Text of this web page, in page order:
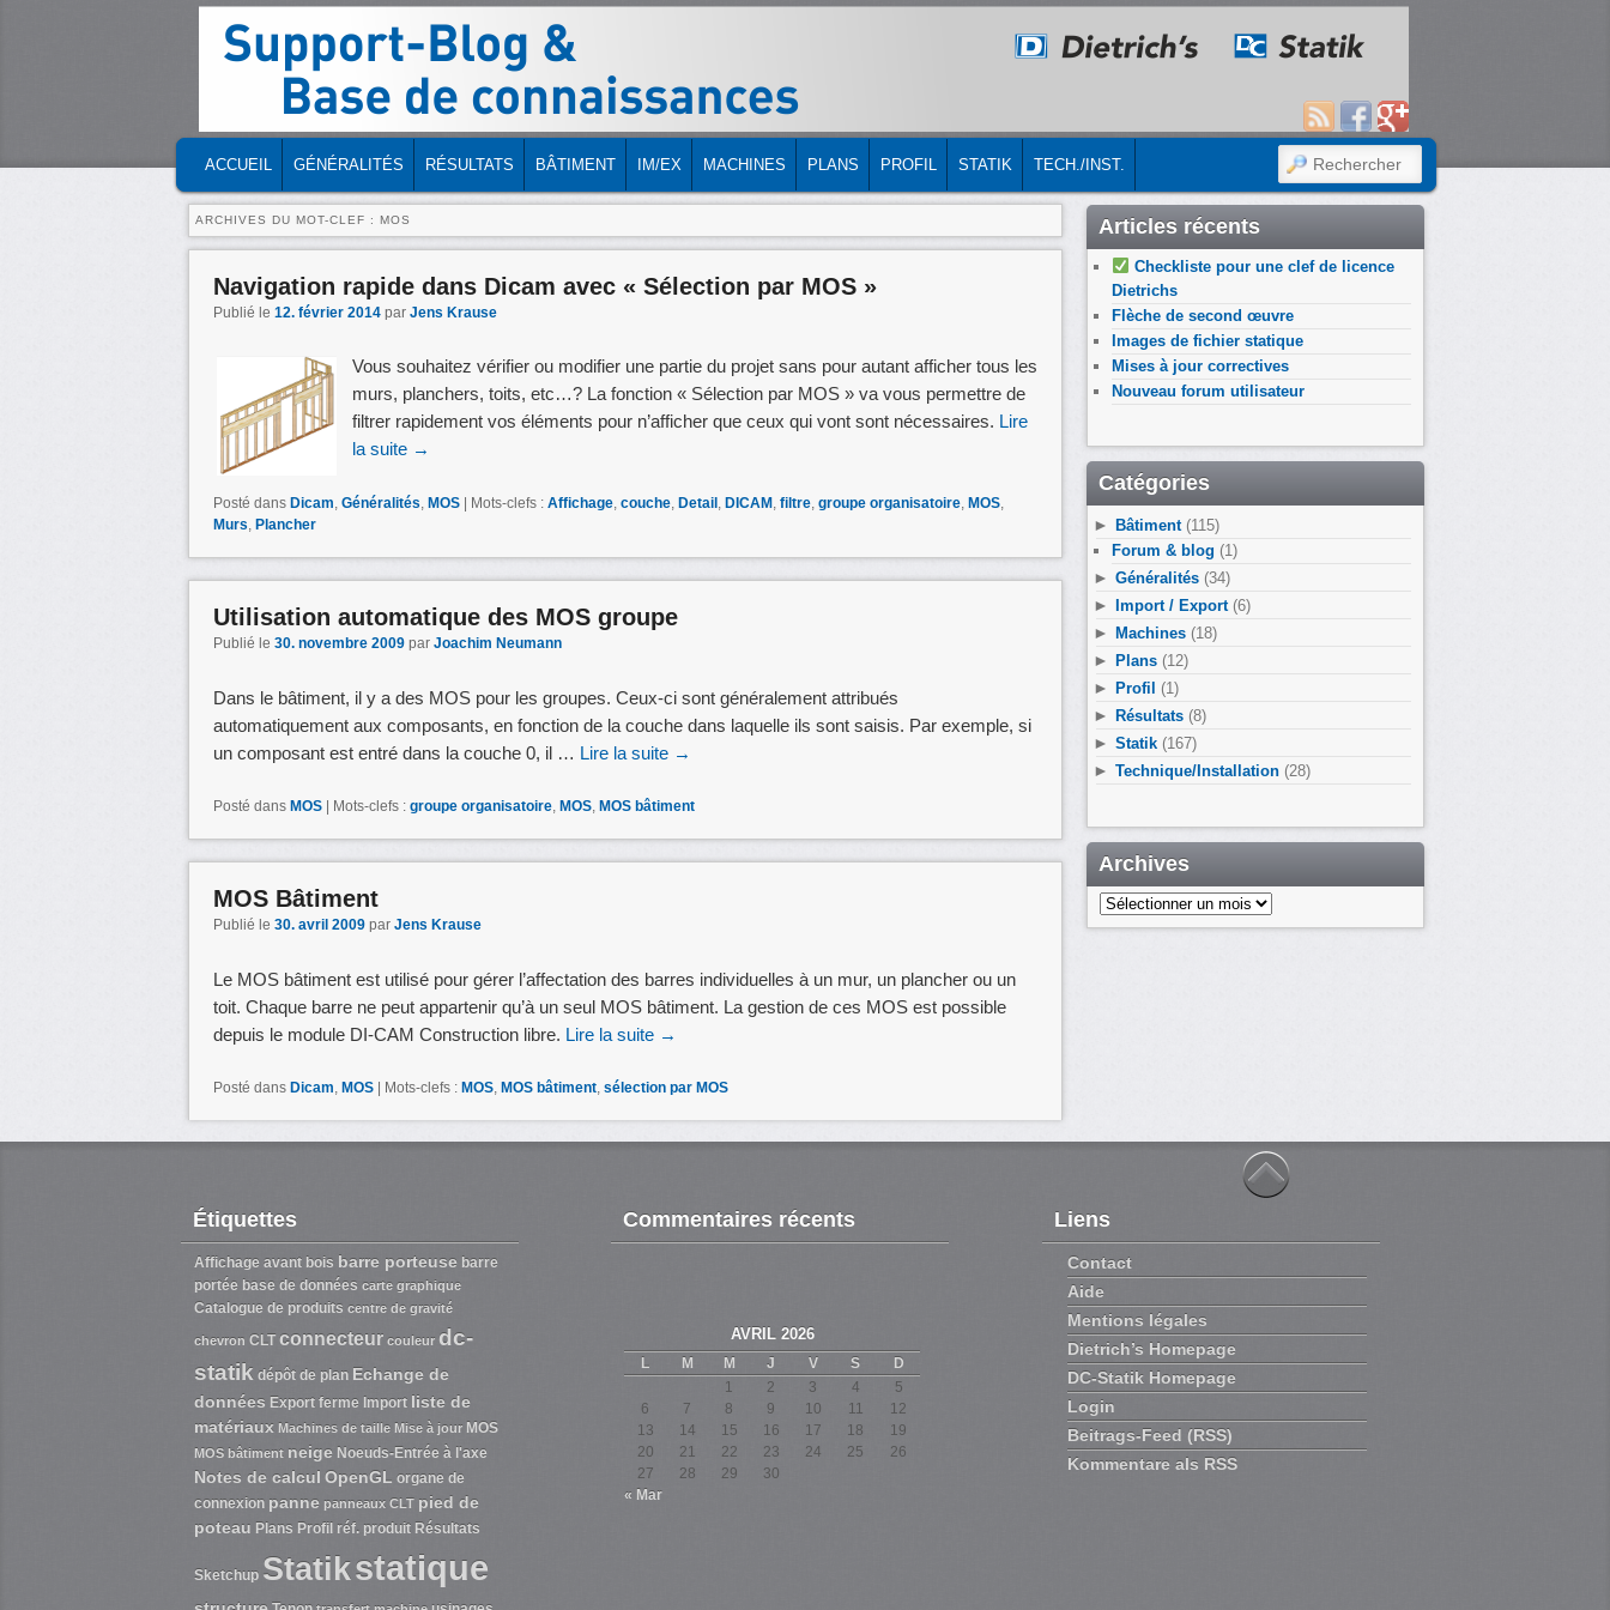
MENU PRINCIPAL
MASQUER LA NAVIGATION PRINCIPALE
MASQUER LA NAVIGATION SECONDAIRE
ACCUEIL GÉNÉRALITÉS RÉSULTATS BÂTIMENT IM/EX MACHINES PLANS PROFIL STATIK TECH./INST. RECHERCHER
ARCHIVES DU MOT-CLEF : MOS
Navigation rapide dans Dicam avec « Sélection par MOS »
Publié le 12. février 2014 par Jens Krause
Vous souhaitez vérifier ou modifier une partie du projet sans pour autant afficher tous les
murs, planchers, toits, etc…? La fonction « Sélection par MOS » va vous permettre de
filtrer rapidement vos éléments pour n’afficher que ceux qui vont sont nécessaires. Lire
la suite →
Posté dans Dicam Généralités MOS | Mots-clefs : Affichage couche Detail DICAM filtre groupe organisatoire MOS
Murs Plancher
Utilisation automatique des MOS groupe
Publié le 30. novembre 2009 par Joachim Neumann
Dans le bâtiment, il y a des MOS pour les groupes. Ceux-ci sont généralement attribués
automatiquement aux composants, en fonction de la couche dans laquelle ils sont saisis. Par exemple, si
un composant est entré dans la couche 0, il … Lire la suite →
Posté dans MOS | Mots-clefs : groupe organisatoire, MOS, MOS bâtiment
MOS Bâtiment
Publié le 30. avril 2009 par Jens Krause
Le MOS bâtiment est utilisé pour gérer l’affectation des barres individuelles à un mur, un plancher ou un
toit. Chaque barre ne peut appartenir qu’à un seul MOS bâtiment. La gestion de ces MOS est possible
depuis le module DI-CAM Construction libre. Lire la suite →
Posté dans Dicam, MOS Mots-clefs : MOS, MOS bâtiment, sélection par MOS
Articles récents
Checkliste pour une clef de licence
Dietrichs
Flèche de second œuvre
Images de fichier statique
Mises à jour correctives
Nouveau forum utilisateur
Catégories
► Bâtiment(115)
Forum & blog (1)
► Généralités (34)
► Import / Export(6)
► Machines (18)
► Plans (12)
► Profil (1)
► Résultats (8)
► Statik (167)
► Technique/Installation (28)
Archives
Archives
Étiquettes
Affichage avant bois barre porteuse barre
portée base de données carte graphique
Catalogue de produits centre de gravité
chevron CLT connecteur couleur dc-
statik dépôt de plan Echange de
données Export ferme Import liste de
matériaux Machines de taille Mise à jour MOS
MOS bâtiment neige Noeuds-Entrée à l'axe
Notes de calcul OpenGL organe de
connexion panne panneaux CLT pied de
poteau Plans Profil réf. produit Résultats
Sketchup Statikstatique
Commentaires récents
AVRIL 2026
L M M J V S
D
1
2 3 4
5
6
7 8 9 10 11
12
13
14 15 16 17 18
19
20
21 22 23 24 25
26
27
28 29
30
« Mar
Liens
Contact
Aide
Mentions légales
Dietrich’s Homepage
DC-Statik Homepage
Login
Beitrags-Feed (RSS)
Kommentare als RSS